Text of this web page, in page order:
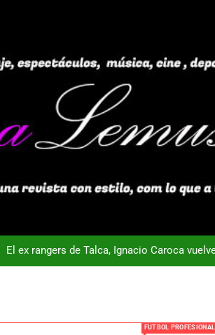
40
El ex rangers de Talca, Ignacio Caroca
FUTBOL